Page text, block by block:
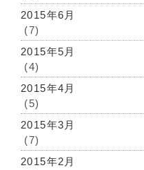
2015年6月
(7)
2015年5月
(4)
2015年4月
(5)
2015年3月
(7)
2015年2月